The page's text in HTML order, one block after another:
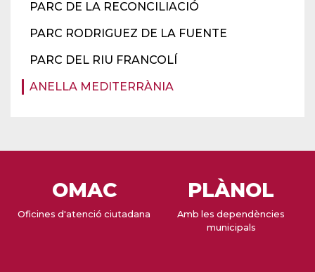
PARC DE LA RECONCILIACIÓ
PARC RODRIGUEZ DE LA FUENTE
PARC DEL RIU FRANCOLÍ
ANELLA MEDITERRÀNIA
OMAC
Oficines d'atenció ciutadana
PLÀNOL
Amb les dependències
municipals